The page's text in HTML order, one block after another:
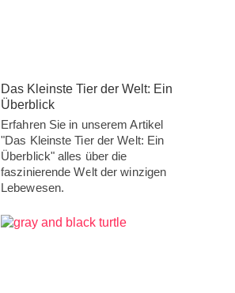
Das Kleinste Tier der Welt: Ein
Überblick
Erfahren Sie in unserem Artikel
"Das Kleinste Tier der Welt: Ein
Überblick" alles über die
faszinierende Welt der winzigen
Lebewesen.